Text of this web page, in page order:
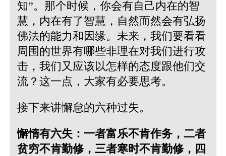
知”。那个时候，你会有自己内在的智
慧，内在有了智慧，自然而然会有弘扬
佛法的能力和因缘。未来，我们要看看
周围的世界有哪些非理在对我们进行攻
击，我们又应该以怎样的态度跟他们交
流？这一点，大家有必要思考。
接下来讲懈怠的六种过失。
懈惰有六失：一者富乐不肯作务，二者
贫穷不肯勤修，三者寒时不肯勤修，四